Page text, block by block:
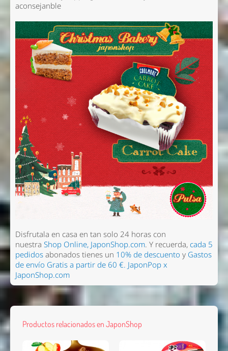
aconsejanble
Disfrutala en casa en tan solo 24 horas con
nuestra Shop Online, JaponShop.com. Y recuerda,cada 5
pedidosabonados tienes un 10% de descuento y Gastos
de envío Gratis a partir de 60 €. JaponPop x
JaponShop.com
Productos relacionados en JaponShop